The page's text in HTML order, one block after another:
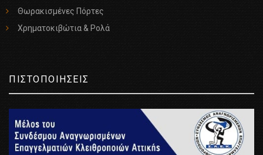
Θωρακισμένες Πόρτες
Χρηματοκιβώτια & Ρολά
ΠΙΣΤΟΠΟΙΗΣΕΙΣ